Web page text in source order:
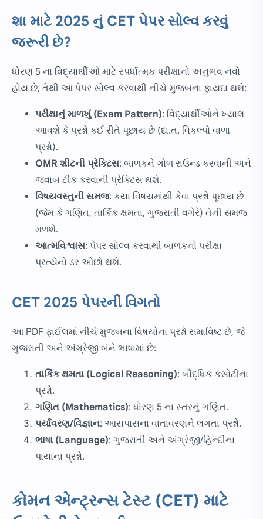
શા માટે 2025 નું CET પેપર સોલ્વ કરવું
જરૂરી છે?
ધોરણ 5 ના વિદ્યાર્થીઓ માટે સ્પર્ધાત્મક પરીક્ષાનો અનુભવ નવો
હોય છે, તેથી આ પેપર સોલ્વ કરવાથી નીચે મુજબના ફાયદા થશે:
પરીક્ષાનું માળખું (Exam Pattern): વિદ્યાર્થીઓને ખ્યાલ
આવશે કે પ્રશ્નો કઈ રીતે પૂછાય છે (દા.ત. વિકલ્પો વાળા
પ્રશ્નો).
OMR શીટની પ્રેક્ટિસ: બાળકને ગોળ રાઉન્ડ કરવાની અને
જવાબ ટીક કરવાની પ્રેક્ટિસ થશે.
વિષયવસ્તુની સમજ: કયા વિષયમાંથી કેવા પ્રશ્નો પૂછાય છે
(જેમ કે ગણિત, તાર્કિક ક્ષમતા, ગુજરાતી વગેરે) તેની સમજ
મળશે.
આત્મવિશ્વાસ: પેપર સોલ્વ કરવાથી બાળકનો પરીક્ષા
પ્રત્યેનો ડર ઓછો થશે.
CET 2025 પેપરની વિગતો
આ PDF ફાઈલમાં નીચે મુજબના વિષયોના પ્રશ્નો સમાવિષ્ટ છે, જે
ગુજરાતી અને અંગ્રેજી બંને ભાષામાં છે:
તાર્કિક ક્ષમતા (Logical Reasoning): બૌદ્ધિક કસોટીના
પ્રશ્નો.
ગણિત (Mathematics): ધોરણ 5 ના સ્તરનું ગણિત.
પર્યાવરણ/વિજ્ઞાન: આસપાસના વાતાવરણને લગતા પ્રશ્નો.
ભાષા (Language): ગુજરાતી અને અંગ્રેજી/હિન્દીના
પાયાના પ્રશ્નો.
કોમન એન્ટ્રન્સ ટેસ્ટ (CET) માટે